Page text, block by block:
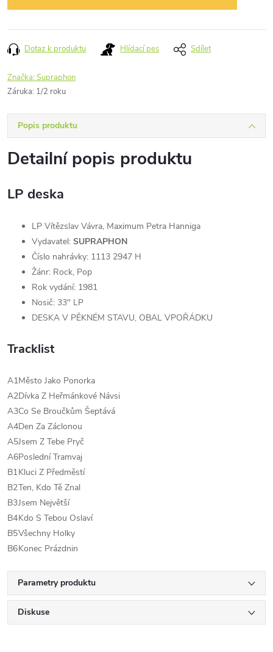
Dotaz k produktu Hlídací pes Sdílet
Značka:Supraphon
Záruka: 1/2 roku
Popis produktu
Detailní popis produktu
LP deska
LP Vítězslav Vávra, Maximum Petra Hanniga
Vydavatel: SUPRAPHON
Číslo nahrávky: 1113 2947 H
Žánr: Rock, Pop
Rok vydání: 1981
Nosič: 33" LP
DESKA V PĚKNÉM STAVU, OBAL VPOŘÁDKU
Tracklist
A1Město Jako Ponorka
A2Dívka Z Heřmánkové Návsi
A3Co Se Broučkům Šeptává
A4Den Za Záclonou
A5Jsem Z Tebe Pryč
A6Poslední Tramvaj
B1Kluci Z Předměstí
B2Ten, Kdo Tě Znal
B3Jsem Největší
B4Kdo S Tebou Oslaví
B5Všechny Holky
B6Konec Prázdnin
Parametry produktu
Diskuse